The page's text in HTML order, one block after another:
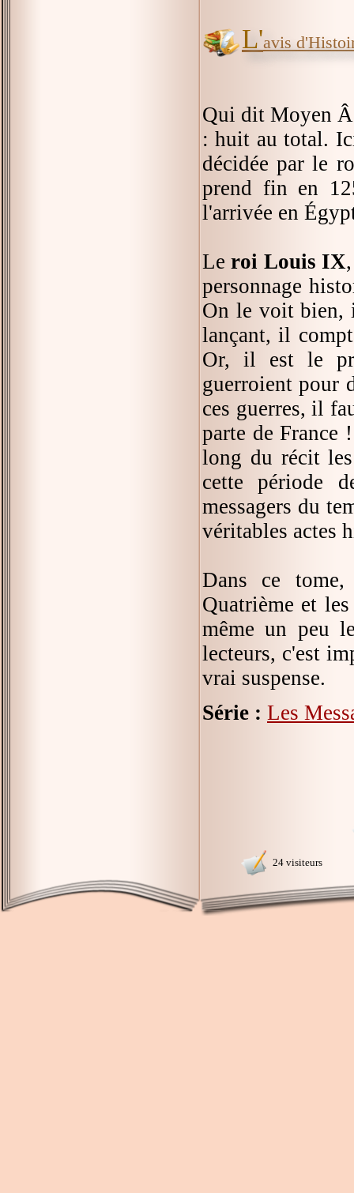
L'avis
Qui dit Moyen
: huit au total.
décidée par le
prend fin en
l'arrivée en
Leroi Louis IX
personnage
On le voit bien,
lançant, il
Or, il est le
guerroient pour
ces guerres, il
parte de France
long du récit
cette période
messagers du
véritables actes
Dans ce
Quatrième et
même un peu
lecteurs, c'est
vrai suspense.
Série : Les
24 visiteurs